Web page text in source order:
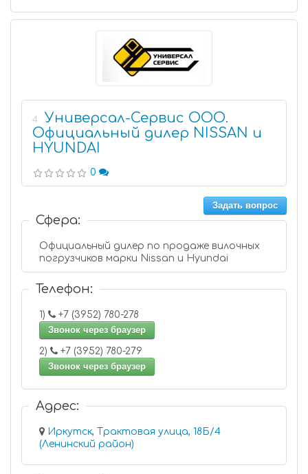
4
Универсал-Сервис ООО.
Официальный дилер NISSAN и
HYUNDAI
0
Задать вопрос
Сфера:
Официальный дилер по продаже вилочных
погрузчиков марки Nissan и Hyundai
Телефон:
1)
+7 (3952) 780-278
Звонок через браузер
2)
+7 (3952) 780-279
Звонок через браузер
Адрес:
Иркутск, Трактовая улица, 18Б/4
(Ленинский район)